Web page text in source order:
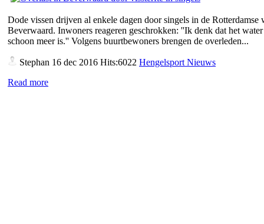
Dode vissen drijven al enkele dagen door singels in de Rotterdamse
Beverwaard. Inwoners reageren geschrokken: ''Ik denk dat het
schoon meer is.'' Volgens buurtbewoners brengen de overleden...
Stephan 16 dec 2016 Hits:6022 Hengelsport Nieuws
Read more